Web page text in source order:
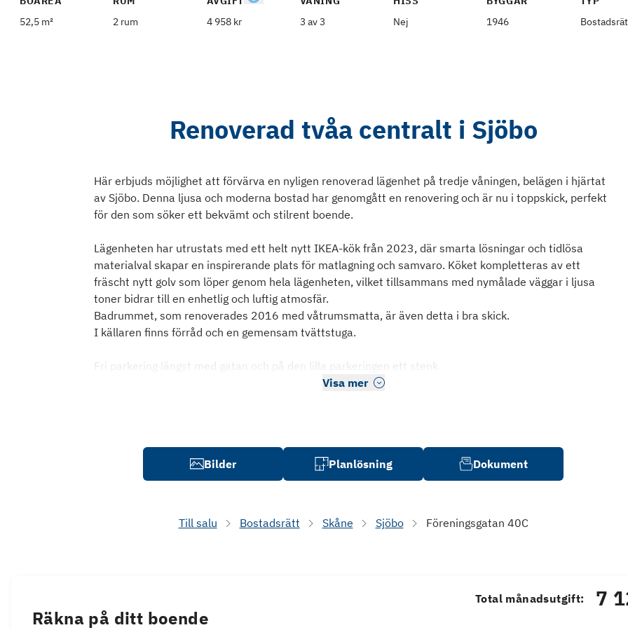
52,5 m²
2 rum
4 958 kr
3 av 3
Nej
1946
Renoverad tvåa centralt i Sjöbo
Här erbjuds möjlighet att förvärva en nyligen renoverad lägenhet på tredje våningen, belägen i hjärtat
av Sjöbo. Denna ljusa och moderna bostad har genomgått en renovering och är nu i toppskick, perfekt
för den som söker ett bekvämt och stilrent boende.
Lägenheten har utrustats med ett helt nytt IKEA-kök från 2023, där smarta lösningar och tidlösa
materialval skapar en inspirerande plats för matlagning och samvaro. Köket kompletteras av ett
fräscht nytt golv som löper genom hela lägenheten, vilket tillsammans med nymålade väggar i ljusa
toner bidrar till en enhetlig och luftig atmosfär.
Badrummet, som renoverades 2016 med våtrumsmatta, är även detta i bra skick.
I källaren finns förråd och en gemensam tvättstuga.
Fri parkering längst med gatan och på den lilla parkeringen ett stenk
Visa mer
Bilder Planlösning Dokument
Till salu Bostadsrätt Skåne Sjöbo Föreningsgatan 40C
Räkna på ditt boende
Total månadsutgift: 7